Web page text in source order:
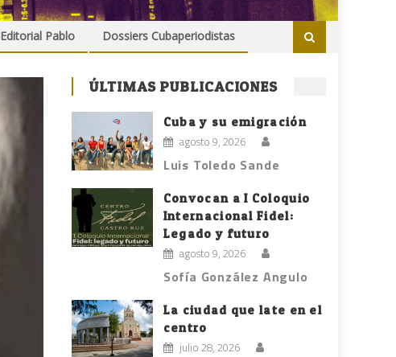
Editorial Pablo Dossiers Cubaperiodistas
ÚLTIMAS PUBLICACIONES
Cuba y su emigración
agosto 9, 2026
Luis Toledo Sande
Convocan a I Coloquio
Internacional Fidel:
Legado y futuro
agosto 9, 2026
Sofía González Angulo
La ciudad que late en el
centro
julio 28, 2026